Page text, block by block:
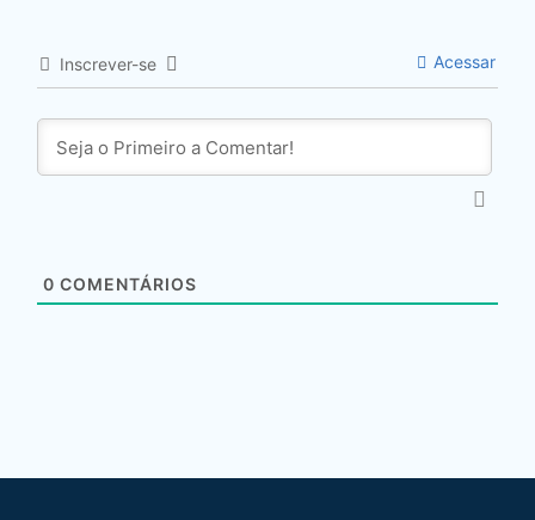
Inscrever-se Acessar
0 COMENTÁRIOS